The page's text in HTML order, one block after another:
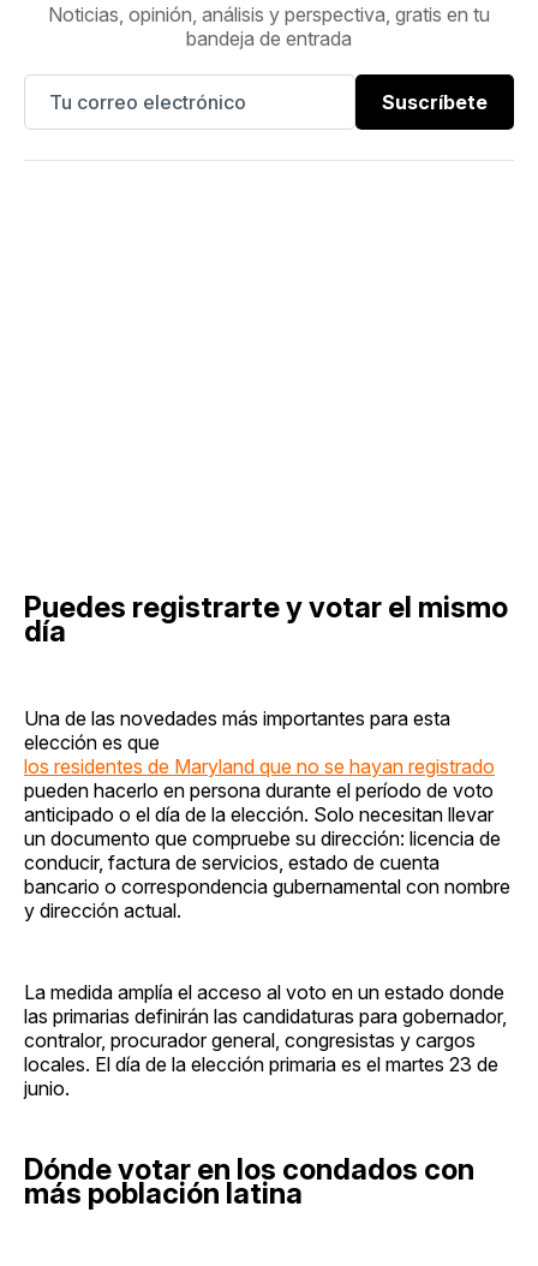
Noticias, opinión, análisis y perspectiva, gratis en tu
bandeja de entrada
Suscríbete
Puedes registrarte y votar el mismo
día
Una de las novedades más importantes para esta
elección es que
los residentes de Maryland que no se hayan registrado
pueden hacerlo en persona durante el período de voto
anticipado o el día de la elección. Solo necesitan llevar
un documento que compruebe su dirección: licencia de
conducir, factura de servicios, estado de cuenta
bancario o correspondencia gubernamental con nombre
y dirección actual.
La medida amplía el acceso al voto en un estado donde
las primarias definirán las candidaturas para gobernador,
contralor, procurador general, congresistas y cargos
locales. El día de la elección primaria es el martes 23 de
junio.
Dónde votar en los condados con
más población latina